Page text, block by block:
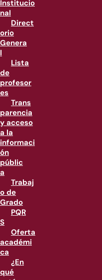
Institucio
nal
Direct
orio
Genera
l
Lista
de
profesor
es
Trans
parencia
y acceso
a la
informaci
ón
públic
a
Trabaj
o de
Grado
PQR
S
Oferta
académi
ca
¿En
qué